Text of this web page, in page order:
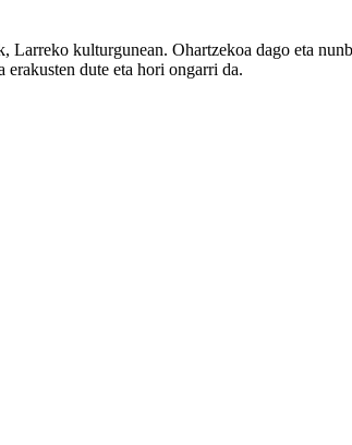
kulturgunean. Ohartzekoa dago eta
dute eta hori ongarri da.